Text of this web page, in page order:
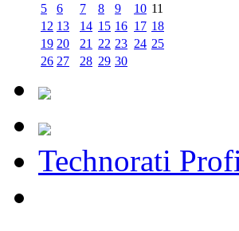
5
6 7 8 9 10 11
12 13 14 15 16 17 18
19 20 21 22 23 24 25
26 27 28 29 30
Technorati